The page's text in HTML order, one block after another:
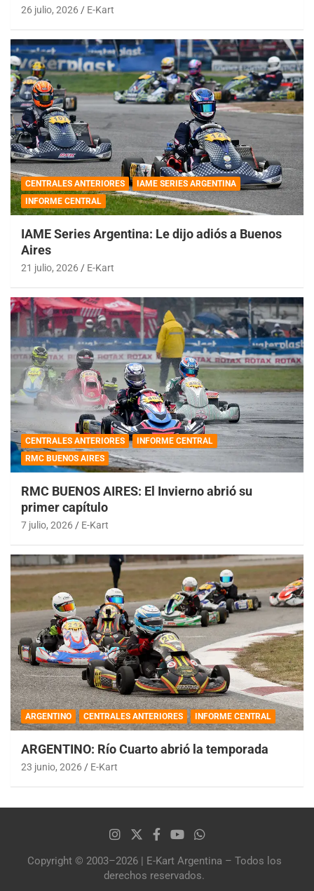
26 julio, 2026 E-Kart
CENTRALES ANTERIORES
IAME SERIES ARGENTINA
INFORME CENTRAL
IAME Series Argentina: Le dijo adiós a Buenos
Aires
21 julio, 2026 E-Kart
CENTRALES ANTERIORES
INFORME CENTRAL
RMC BUENOS AIRES
RMC BUENOS AIRES: El Invierno abrió su
primer capítulo
7 julio, 2026 E-Kart
ARGENTINO CENTRALES ANTERIORES INFORME CENTRAL
ARGENTINO: Río Cuarto abrió la temporada
23 junio, 2026 E-Kart
Copyright © 2003–2026 | E-Kart Argentina – Todos los
derechos reservados.